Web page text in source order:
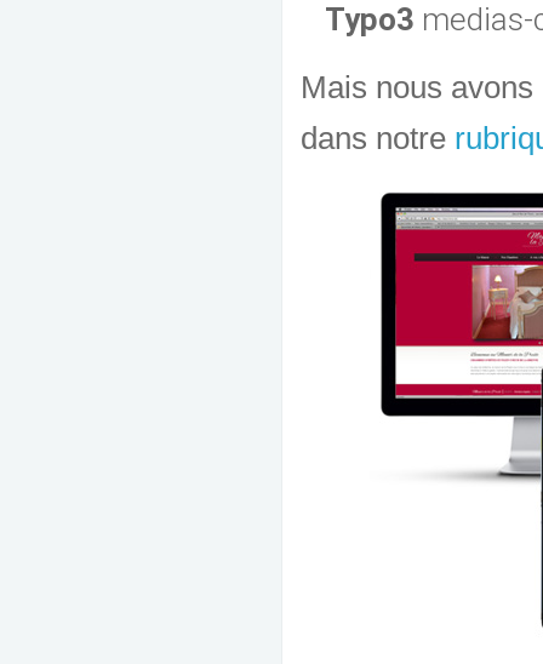
Typo3 medias-
Mais nous
dans notre